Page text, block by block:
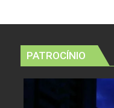
PATROCÍNIO